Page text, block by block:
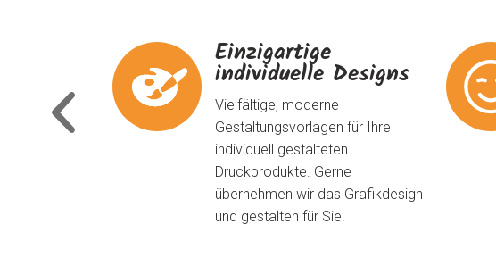
Einzigartige
individuelle Designs
Vielfältige, moderne
Gestaltungsvorlagen für Ihre
individuell gestalteten
Druckprodukte. Gerne
übernehmen wir das Grafikdesign
und gestalten für Sie.